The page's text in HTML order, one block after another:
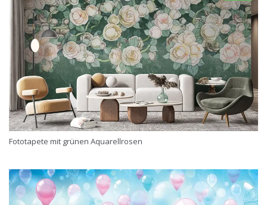
Fototapete mit grünen Aquarellrosen